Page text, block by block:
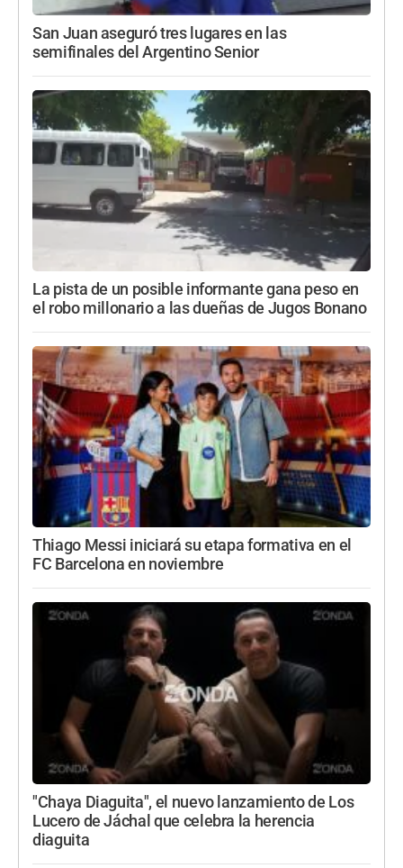
San Juan aseguró tres lugares en las
semifinales del Argentino Senior
La pista de un posible informante gana peso en
el robo millonario a las dueñas de Jugos Bonano
Thiago Messi iniciará su etapa formativa en el
FC Barcelona en noviembre
"Chaya Diaguita", el nuevo lanzamiento de Los
Lucero de Jáchal que celebra la herencia
diaguita